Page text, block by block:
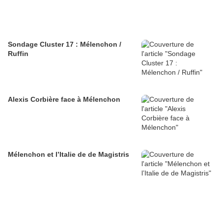
Sondage Cluster 17 : Mélenchon /
Ruffin
Alexis Corbière face à Mélenchon
Mélenchon et l’Italie de de Magistris